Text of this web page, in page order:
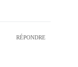
RÉPONDRE